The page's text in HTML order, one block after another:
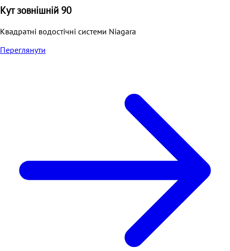
Кут зовнішній 90
Квадратні водостічні системи Niagara
Переглянути